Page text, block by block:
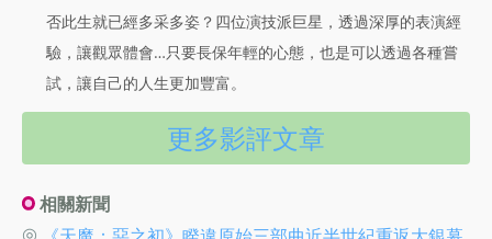
否此生就已經多采多姿？四位演技派巨星，透過深厚的表演經
驗，讓觀眾體會…只要長保年輕的心態，也是可以透過各種嘗
試，讓自己的人生更加豐富。
更多影評文章
相關新聞
◎